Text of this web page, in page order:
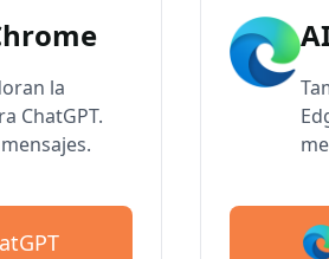
la
ChatGPT.